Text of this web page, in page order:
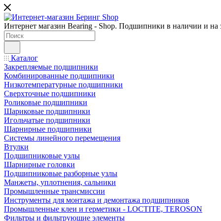
Интернет магазин Bearing - Shop. Подшипники в наличии и на
Каталог
Закрепляемые подшипники
Комбинированные подшипники
Низкотемпературные подшипники
Сверхточные подшипники
Роликовые подшипники
Шариковые подшипники
Игольчатые подшипники
Шарнирные подшипники
Системы линейного перемещения
Втулки
Подшипниковые узлы
Шарнирные головки
Подшипниковые разборные узлы
Манжеты, уплотнения, сальники
Промышленные трансмиссии
Инструменты для монтажа и демонтажа подшипников
Промышленные клеи и герметики - LOCTITE, TEROSON
Фильтры и фильтрующие элементы